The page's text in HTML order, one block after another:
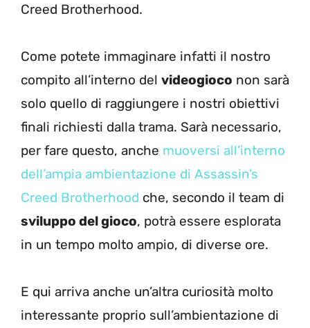
Creed Brotherhood.
Come potete immaginare infatti il nostro
compito all’interno del videogioco non sarà
solo quello di raggiungere i nostri obiettivi
finali richiesti dalla trama. Sarà necessario,
per fare questo, anche muoversi all’interno
dell’ampia ambientazione di Assassin’s
Creed Brotherhood che, secondo il team di
sviluppo del gioco, potrà essere esplorata
in un tempo molto ampio, di diverse ore.
E qui arriva anche un’altra curiosità molto
interessante proprio sull’ambientazione di